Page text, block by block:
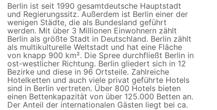
Berlin ist seit 1990 gesamtdeutsche Hauptstadt
und Regierungssitz. Außerdem ist Berlin einer der
wenigen Städte, die als Bundesland geführt
werden. Mit über 3 Millionen Einwohnern zählt
Berlin als größte Stadt in Deutschland. Berlin zählt
als multikulturelle Weltstadt und hat eine Fläche
von knapp 900 km². Die Spree durchfließt Berlin in
ost-westlicher Richtung. Berlin gliedert sich in 12
Bezirke und diese in 96 Ortsteile. Zahlreiche
Hotelketten und auch viele privat geführte Hotels
sind in Berlin vertreten. Über 800 Hotels bieten
einen Bettenkapazität von über 125.000 Betten an.
Der Anteil der internationalen Gästen liegt bei ca.